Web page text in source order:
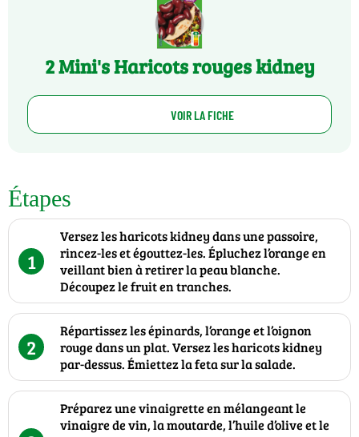
2 Mini's Haricots rouges kidney
VOIR LA FICHE
Étapes
1
Versez les haricots kidney dans une passoire,
rincez-les et égouttez-les. Épluchez l’orange en
veillant bien à retirer la peau blanche.
Découpez le fruit en tranches.
2
Répartissez les épinards, l’orange et l’oignon
rouge dans un plat. Versez les haricots kidney
par-dessus. Émiettez la feta sur la salade.
Préparez une vinaigrette en mélangeant le
vinaigre de vin, la moutarde, l’huile d’olive et le